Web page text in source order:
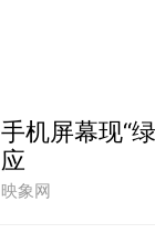
手机屏幕现“
应
映象网